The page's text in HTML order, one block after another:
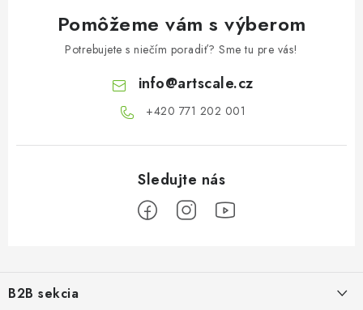
Pomôžeme vám s výberom
Potrebujete s niečím poradiť? Sme tu pre vás!
info@artscale.cz
+420 771 202 001​
pB2B sekcia